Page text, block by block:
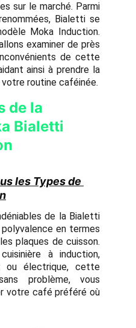
sur le marché. Parmi
Bialetti se
Moka Induction.
examiner de près
de cette
ainsi à prendre la
routine caféinée.
de la
Bialetti
les Types de
de la Bialetti
en termes
plaques de cuisson.
à induction,
ou électrique, cette
problème, vous
votre café préféré où